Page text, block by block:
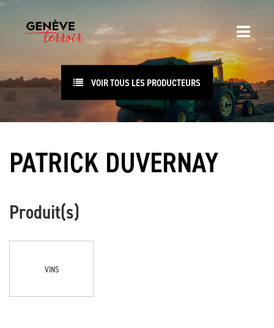
VOIR TOUS LES PRODUCTEURS
PATRICK DUVERNAY
Produit(s)
VINS